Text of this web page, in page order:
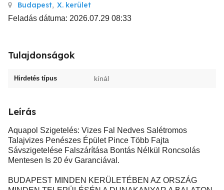
Budapest, X. kerület
Feladás dátuma: 2026.07.29 08:33
Tulajdonságok
Hirdetés típus kínál
Leírás
Aquapol Szigetelés: Vizes Fal Nedves Salétromos
Talajvizes Penészes Épület Pince Több Fajta
Sávszigetelése Falszárítása Bontás Nélkül Roncsolás
Mentesen Is 20 év Garanciával.
BUDAPEST MINDEN KERÜLETÉBEN AZ ORSZÁG